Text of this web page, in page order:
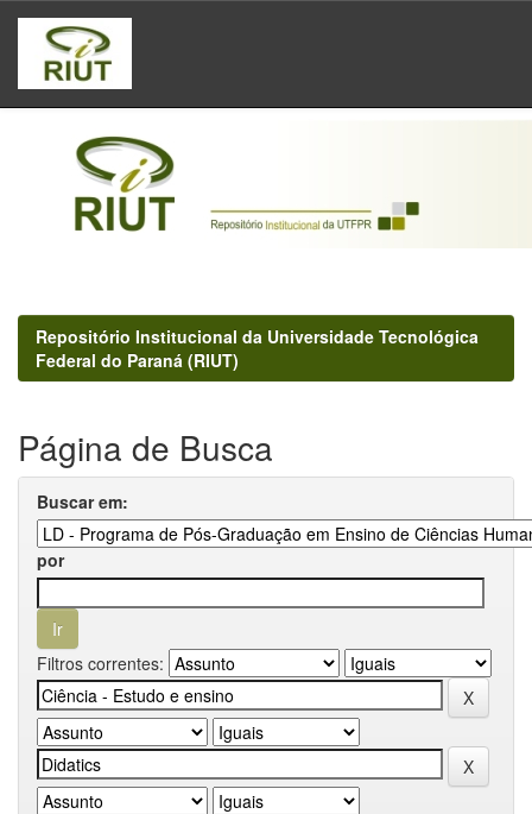
Skip
navigation
Repositório Institucional da Universidade Tecnológica
Federal do Paraná (RIUT)
Página de Busca
Buscar em:
por
Filtros correntes: